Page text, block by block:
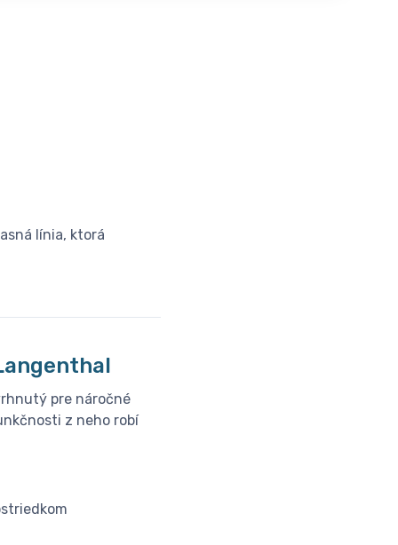
línia, ktorá
pre náročné
z neho robí